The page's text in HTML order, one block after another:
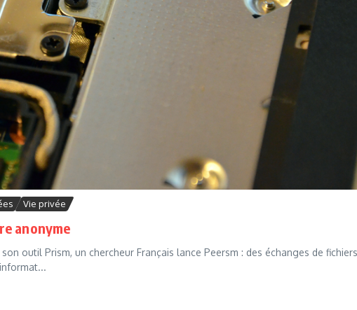
Vie privée
anonyme
outil Prism, un chercheur Français lance Peersm : des échanges de